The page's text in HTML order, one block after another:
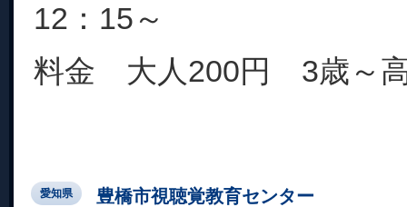
12：15～
料金 大人200円 3歳～
愛知県 豊橋市視聴覚教育センター